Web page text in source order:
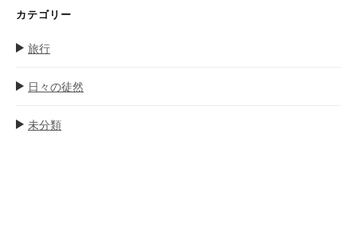
カテゴリー
旅行
日々の徒然
未分類